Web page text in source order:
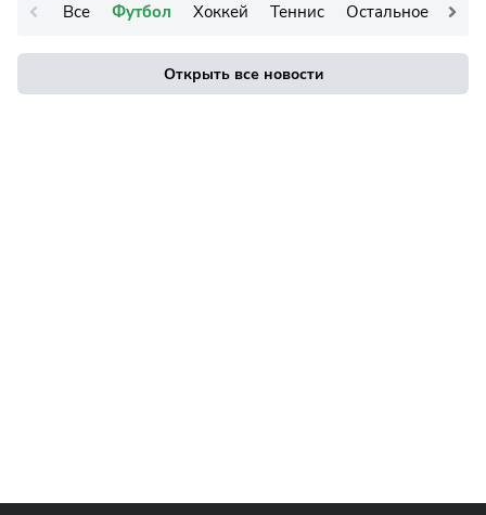
Все Футбол Хоккей Теннис Остальное
Открыть все новости